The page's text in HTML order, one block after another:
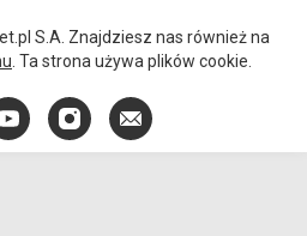
S.A. Znajdziesz nas również na
. Ta strona używa plików cookie.
YouTubeInstagram
E-
mail